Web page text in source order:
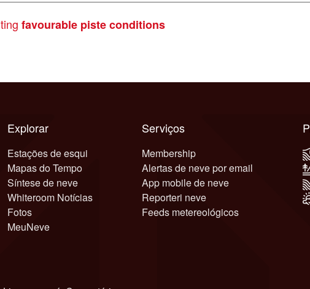
favourable piste conditions
Explorar
Estações de esqui
Mapas do Tempo
Síntese de neve
Whiteroom Notícias
Fotos
MeuNeve
Serviços
Membership
Alertas de neve por email
App mobile de neve
Reporteri neve
Feeds metereológicos